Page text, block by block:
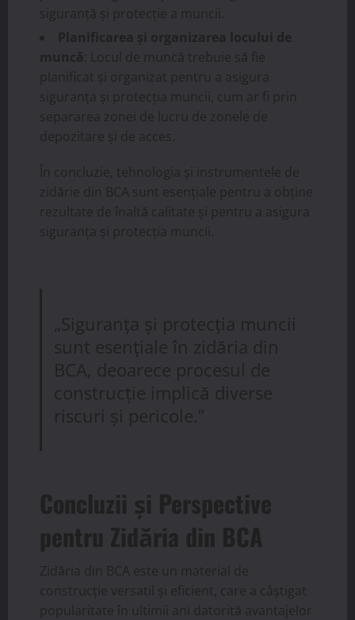
siguranță și protecție a muncii.
Planificarea și organizarea locului de
muncă : Locul de muncă trebuie să fie
planificat și organizat pentru a asigura
siguranța și protecția muncii, cum ar fi prin
separarea zonei de lucru de zonele de
depozitare și de acces.
În concluzie, tehnologia și instrumentele de
zidărie din BCA sunt esențiale pentru a obține
rezultate de înaltă calitate și pentru a asigura
siguranța și protecția muncii.
„Siguranța și protecția muncii
sunt esențiale în zidăria din
BCA, deoarece procesul de
construcție implică diverse
riscuri și pericole.”
Concluzii și Perspective
pentru Zidăria din BCA
Zidăria din BCA este un material de
construcție versatil și eficient, care a câștigat
popularitate în ultimii ani datorită avantajelor